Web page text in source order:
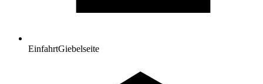
EinfahrtGiebelseite